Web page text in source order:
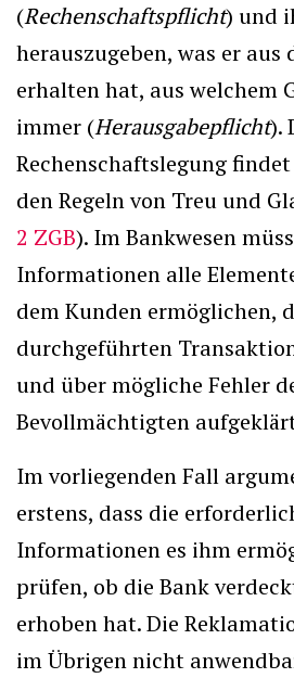
(Rechenschaftspflicht) und
herauszugeben, was er aus
erhalten hat, aus welchem
immer (Herausgabepflicht).
Rechenschaftslegung
den Regeln von Treu und
2 ZGB). Im Bankwesen
Informationen alle
dem Kunden ermöglichen,
durchgeführten
und über mögliche Fehler
Bevollmächtigten
Im vorliegenden Fall
erstens, dass die
Informationen es ihm
prüfen, ob die Bank
erhoben hat. Die
im Übrigen nicht